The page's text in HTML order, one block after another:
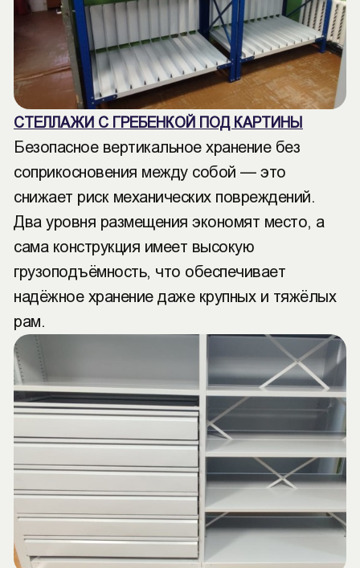
СТЕЛЛАЖИ С ГРЕБЕНКОЙ ПОД КАРТИНЫ
Безопасное вертикальное хранение без
соприкосновения между собой — это
снижает риск механических повреждений.
Два уровня размещения экономят место, а
сама конструкция имеет высокую
грузоподъёмность, что обеспечивает
надёжное хранение даже крупных и тяжёлых
рам.